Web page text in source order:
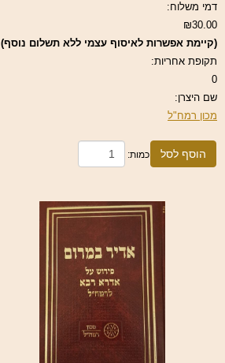
דמי משלוח:
₪30.00
(קיימת אפשרות לאיסוף עצמי ללא תשלום נוסף)
תקופת אחריות:
0
שם היצרן:
מכון רמח"ל
הוסף לסל כמות: